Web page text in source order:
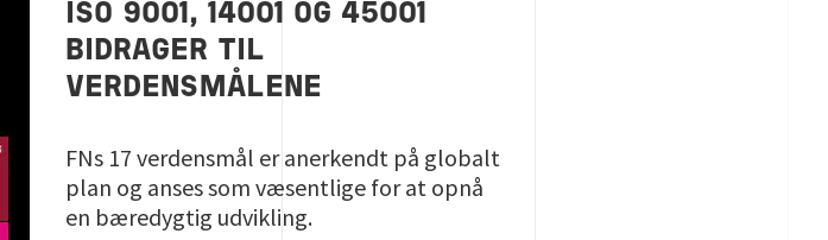
ISO 9001, 14001 OG 45001
BIDRAGER TIL
VERDENSMÅLENE
FNs 17 verdensmål er anerkendt på globalt
plan og anses som væsentlige for at opnå
en bæredygtig udvikling.